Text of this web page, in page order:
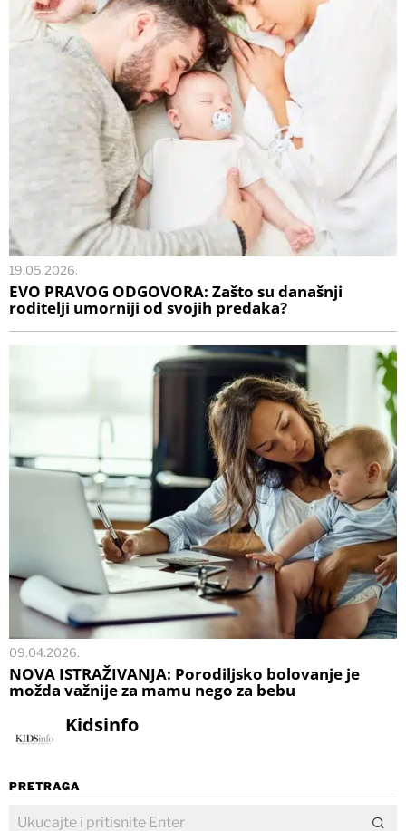
19.05.2026.
EVO PRAVOG ODGOVORA: Zašto su današnji
roditelji umorniji od svojih predaka?
09.04.2026.
NOVA ISTRAŽIVANJA: Porodiljsko bolovanje je
možda važnije za mamu nego za bebu
Kidsinfo
PRETRAGA